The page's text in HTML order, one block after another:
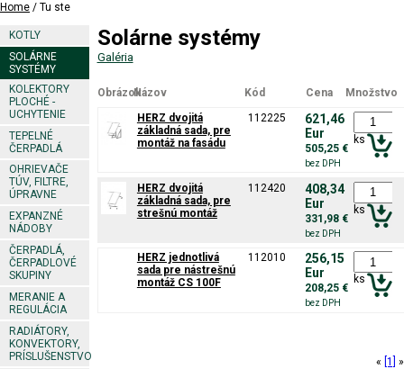
Home / Tu ste
KOTLY
SOLÁRNE
SYSTÉMY
KOLEKTORY
PLOCHÉ -
UCHYTENIE
TEPELNÉ
ČERPADLÁ
OHRIEVAČE
TÚV, FILTRE,
ÚPRAVNE
EXPANZNÉ
NÁDOBY
ČERPADLÁ,
ČERPADLOVÉ
SKUPINY
MERANIE A
REGULÁCIA
RADIÁTORY,
KONVEKTORY,
PRÍSLUŠENSTVO
Solárne systémy
Galéria
ObrázokNázov Kód Cena
Množstvo
HERZ dvojitá
základná sada, pre
montáž na fasádu
112225
621,46
Eur
505,25 €
bez DPH
ks
HERZ dvojitá
základná sada, pre
strešnú montáž
112420
408,34
Eur
331,98 €
bez DPH
ks
HERZ jednotlivá
sada pre nástrešnú
montáž CS 100F
112010
256,15
Eur
208,25 €
bez DPH
ks
« [1] »